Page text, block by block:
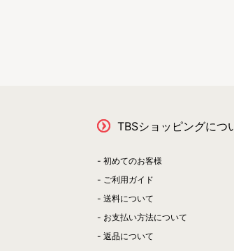
TBSショッピングにつ
初めてのお客様
ご利用ガイド
送料について
お支払い方法について
返品について